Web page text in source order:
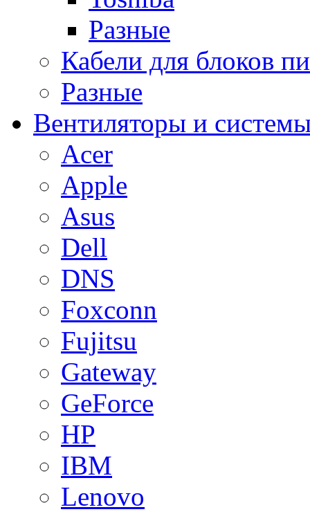
Разные
Кабели для блоков
Разные
Вентиляторы и
Acer
Apple
Asus
Dell
DNS
Foxconn
Fujitsu
Gateway
GeForce
HP
IBM
Lenovo